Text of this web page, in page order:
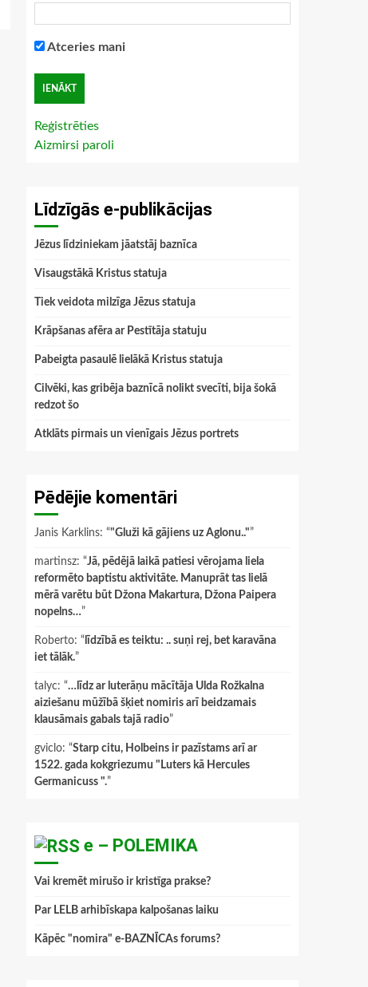
Atceries mani
Reģistrēties
Aizmirsi paroli
Līdzīgās e-publikācijas
Jēzus līdziniekam jāatstāj baznīca
Visaugstākā Kristus statuja
Tiek veidota milzīga Jēzus statuja
Krāpšanas afēra ar Pestītāja statuju
Pabeigta pasaulē lielākā Kristus statuja
Cilvēki, kas gribēja baznīcā nolikt svecīti, bija šokā
redzot šo
Atklāts pirmais un vienīgais Jēzus portrets
Pēdējie komentāri
Janis Karklins: “"Gluži kā gājiens uz Aglonu.."”
martinsz: “Jā, pēdējā laikā patiesi vērojama liela
reformēto baptistu aktivitāte. Manuprāt tas lielā
mērā varētu būt Džona Makartura, Džona Paipera
nopelns…”
Roberto: “ līdzībā es teiktu: .. suņi rej, bet karavāna
iet tālāk.”
talyc: “…līdz ar luterāņu mācītāja Ulda Rožkalna
aiziešanu mūžībā šķiet nomiris arī beidzamais
klausāmais gabals tajā radio”
gviclo: “Starp citu, Holbeins ir pazīstams arī ar
1522. gada kokgriezumu "Luters kā Hercules
Germanicuss ".”
e – POLEMIKA
Vai kremēt mirušo ir kristīga prakse?
Par LELB arhibīskapa kalpošanas laiku
Kāpēc "nomira" e-BAZNĪCAs forums?